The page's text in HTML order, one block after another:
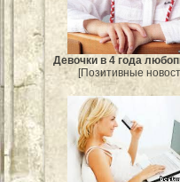
Девочки в 4 года
[Позитивные